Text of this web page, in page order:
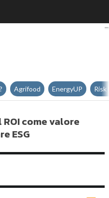
conformità, il ROI come
Agrifood EnergyUP Risk
come valore
ESG